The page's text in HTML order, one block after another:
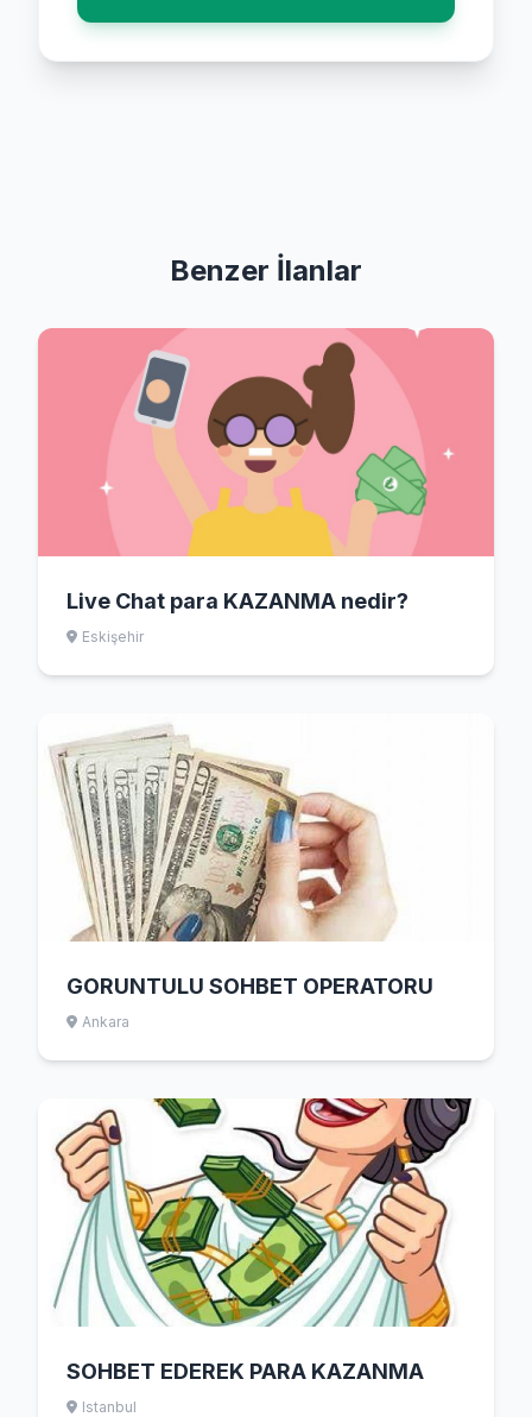
Benzer İlanlar
Live Chat para KAZANMA nedir?
Eskişehir
GORUNTULU SOHBET OPERATORU
Ankara
SOHBET EDEREK PARA KAZANMA
Istanbul